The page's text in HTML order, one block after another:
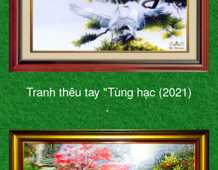
Tranh thêu tay "Tùng hạc (2021)
"